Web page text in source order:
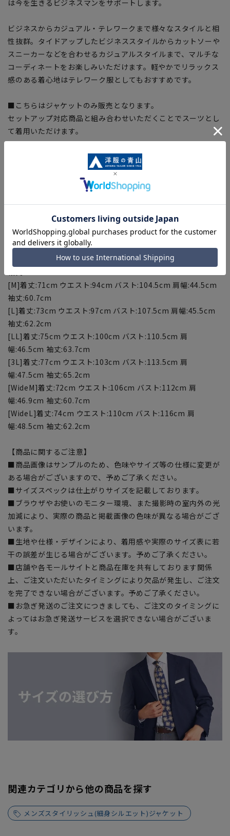
は今を生きるビジネスマンをサポートします。
ビジネスからカジュアル・テレワークまで様々なスタイルと相
性抜群。タイドアップしたビジネススタイルからカットソーや
スニーカーなどを合わせるカジュアルスタイルまで、マルチな
コーディネートをお楽しみいただけます。軽やかでリラックス
感のある着心地はテレワーク服としてもおすすめです。
■こちらはジャケットのみ販売となります。
セットアップ対応商品と組み合わせいただくことでスーツとし
て着用いただけます。
スラックス：70008
※セットアップ対応商品は在庫切れの場合がございます。
こちらの商品は仕様上、ネーム入れ不可となっております。
【サイズスペック】
[SS]着丈:66cm ウエスト:84cm バスト:95.5cm 肩幅:39cm 袖
丈:57cm
[S]着丈:69cm ウエスト:91cm バスト:101.5cm 肩幅:43.5cm
[M]着丈:71cm ウエスト:94cm バスト:104.5cm 肩幅:44.5cm
袖丈:60.7cm
[L]着丈:73cm ウエスト:97cm バスト:107.5cm 肩幅:45.5cm
袖丈:62.2cm
[LL]着丈:75cm ウエスト:100cm バスト:110.5cm 肩
幅:46.5cm 袖丈:63.7cm
[3L]着丈:77cm ウエスト:103cm バスト:113.5cm 肩
幅:47.5cm 袖丈:65.2cm
[WideM]着丈:72cm ウエスト:106cm バスト:112cm 肩
幅:46.9cm 袖丈:60.7cm
[WideL]着丈:74cm ウエスト:110cm バスト:116cm 肩
幅:48.5cm 袖丈:62.2cm
【商品に関するご注意】
■商品画像はサンプルのため、色味やサイズ等の仕様に変更が
ある場合がございますので、予めご了承ください。
■サイズスペックは仕上がりサイズを記載しております。
■ブラウザやお使いのモニター環境、また撮影時の室内外の光
加減により、実際の商品と掲載画像の色味が異なる場合がござ
います。
■生地や仕様・デザインにより、着用感や実際のサイズ表に若
干の誤差が生じる場合がございます。予めご了承ください。
■店舗や各モールサイトと商品在庫を共有しております関係
上、ご注文いただいたタイミングにより欠品が発生し、ご注文
を完了できない場合がございます。予めご了承ください。
■お急ぎ発送のご注文につきましても、ご注文のタイミングに
よってはお急ぎ発送サービスを選択できない場合がございま
す。
関連カテゴリから他の商品を探す
メンズスタイリッシュ(細身シルエット)ジャケット